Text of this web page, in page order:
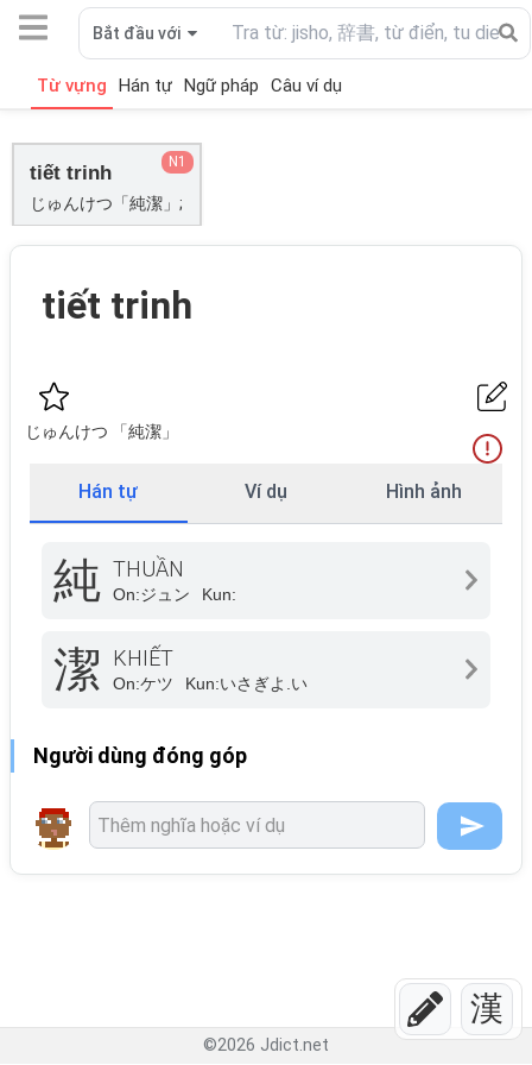
漢
Bắt đầu với
Từ vựng Hán tự Ngữ pháp Câu ví dụ
tiết trinh
じゅんけつ「純潔」;
N1
tiết trinh
じゅんけつ 「純潔」
Hán tự Ví dụ Hình ảnh
純 THUẦN
On:ジュン Kun:
潔 KHIẾT
On:ケツ Kun:いさぎよ.い
Người dùng đóng góp
©2026 Jdict.net